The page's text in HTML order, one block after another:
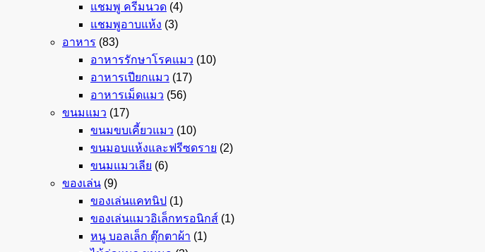
แชมพู ครีมนวด (4)
แชมพูอาบแห้ง (3)
อาหาร (83)
อาหารรักษาโรคแมว (10)
อาหารเปียกแมว (17)
อาหารเม็ดแมว (56)
ขนมแมว (17)
ขนมขบเคี้ยวแมว (10)
ขนมอบแห้งและฟรีซดราย (2)
ขนมแมวเลีย (6)
ของเล่น (9)
ของเล่นแคทนิป (1)
ของเล่นแมวอิเล็กทรอนิกส์ (1)
หนู บอลเล็ก ตุ๊กตาผ้า (1)